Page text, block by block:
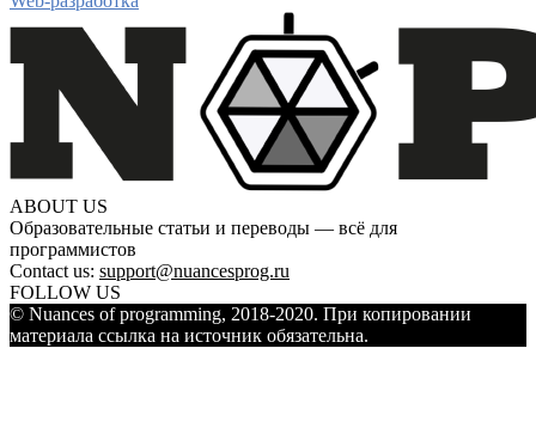
ABOUT US
Образовательные статьи и переводы — всё для
программистов
Contact us: support@nuancesprog.ru
FOLLOW US
© Nuances of programming, 2018-2020. При копировании
материала ссылка на источник обязательна.